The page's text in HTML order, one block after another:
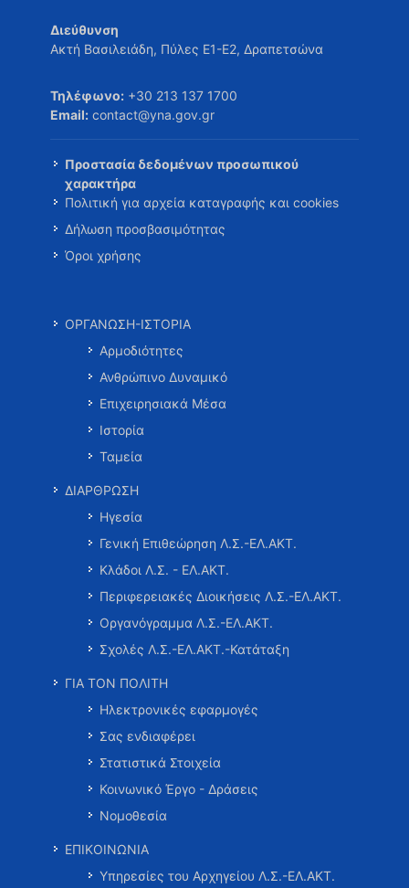
Διεύθυνση
Ακτή Βασιλειάδη, Πύλες Ε1-Ε2, Δραπετσώνα
Τηλέφωνο: +30 213 137 1700
Email: contact@yna.gov.gr
Προστασία δεδομένων προσωπικού
χαρακτήρα
Πολιτική για αρχεία καταγραφής και cookies
Δήλωση προσβασιμότητας
Όροι χρήσης
ΟΡΓΑΝΩΣΗ-ΙΣΤΟΡΙΑ
Αρμοδιότητες
Ανθρώπινο Δυναμικό
Επιχειρησιακά Μέσα
Ιστορία
Ταμεία
ΔΙΑΡΘΡΩΣΗ
Ηγεσία
Γενική Επιθεώρηση Λ.Σ.-ΕΛ.ΑΚΤ.
Κλάδοι Λ.Σ. - ΕΛ.ΑΚΤ.
Περιφερειακές Διοικήσεις Λ.Σ.-ΕΛ.ΑΚΤ.
Οργανόγραμμα Λ.Σ.-ΕΛ.ΑΚΤ.
Σχολές Λ.Σ.-ΕΛ.ΑΚΤ.-Κατάταξη
ΓΙΑ ΤΟΝ ΠΟΛΙΤΗ
Ηλεκτρονικές εφαρμογές
Σας ενδιαφέρει
Στατιστικά Στοιχεία
Κοινωνικό Έργο - Δράσεις
Νομοθεσία
ΕΠΙΚΟΙΝΩΝΙΑ
Υπηρεσίες του Αρχηγείου Λ.Σ.-ΕΛ.ΑΚΤ.